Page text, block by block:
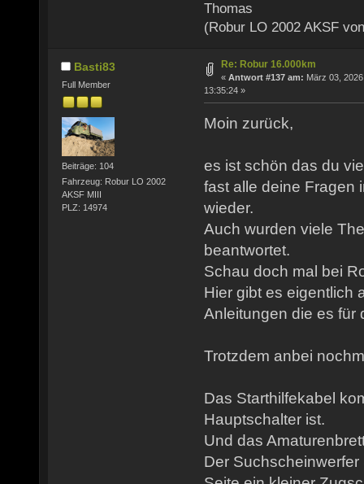
Thomas
(Robur LO 2002 AKSF
Basti83
Full Member
Beiträge: 104
Fahrzeug: Robur LO 2002
AKSF MIII
PLZ: 14974
Re: Robur 16.000km
« Antwort #137 am: März 03,
13:35:24 »
Moin zurück,
es ist schön das du
fast alle deine Fragen
wieder.
Auch wurden viele
beantwortet.
Schau doch mal bei
Hier gibt es eigentlich
Anleitungen die es für
Trotzdem anbei
Das Starthilfekabel
Hauptschalter ist.
Und das
Der